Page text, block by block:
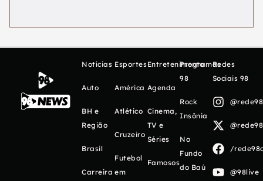
Notícias
Auto
BH e
Região
Brasil
Carreira
Esportes
América
Atlético
Cruzeiro
Futebol
em
Entretenimento
Agenda
Cinema,
TV e
Séries
Famosos
Programas
98
Rock
Insônia
No
Fundo
do Baú
Redes
Sociais 98
/
@98live